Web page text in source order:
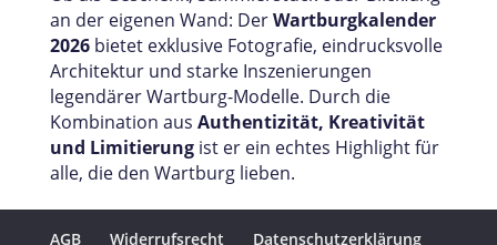
an der eigenen Wand: DerWartburgkalender
2026bietet exklusive Fotografie, eindrucksvolle
Architektur und starke Inszenierungen
legendärer Wartburg-Modelle. Durch die
Kombination aus Authentizität, Kreativität
und Limitierungist er ein echtes Highlight für
alle, die den Wartburg lieben.
AGB Widerrufsrecht Datenschutzerklärung